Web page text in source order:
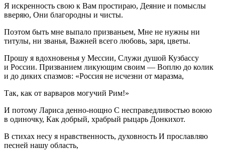
Я искренность свою к Вам простираю, Деяние и помыслы
вверяю, Они благородны и чисты.
Поэтом быть мне выпало призваньем, Мне не нужны ни
титулы, ни званья, Важней всего любовь, заря, цветы.
Прошу я вдохновенья у Мессии, Служи душой Кузбассу
и России. Призванием ликующим своим — Воплю до колик
и до диких спазмов: «Россия не исчезни от маразма,
Так, как от варваров могучий Рим!»
И потому Лариса денно-нощно С несправедливостью воюю
в одиночку, Как добрый, храбрый рыцарь Донкихот.
В стихах несу я нравственность, духовность И прославляю
песней нашу область,